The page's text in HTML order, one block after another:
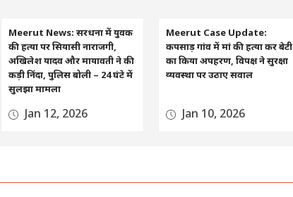
Meerut News: सरधना में युवक
की हत्या पर सियासी नाराजगी,
अखिलेश यादव और मायावती ने की
कड़ी निंदा, पुलिस बोली – 24 घंटे में
सुलझा मामला
Jan 12, 2026
Meerut Case Update:
कपसाड़ गांव में मां की हत्या कर बेटी
का किया अपहरण, विपक्ष ने सुरक्षा
व्यवस्था पर उठाए सवाल
Jan 10, 2026